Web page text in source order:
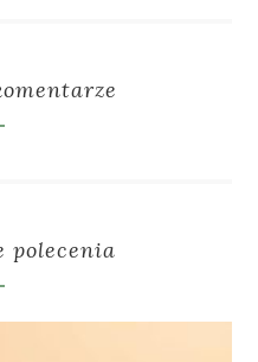
polecenia